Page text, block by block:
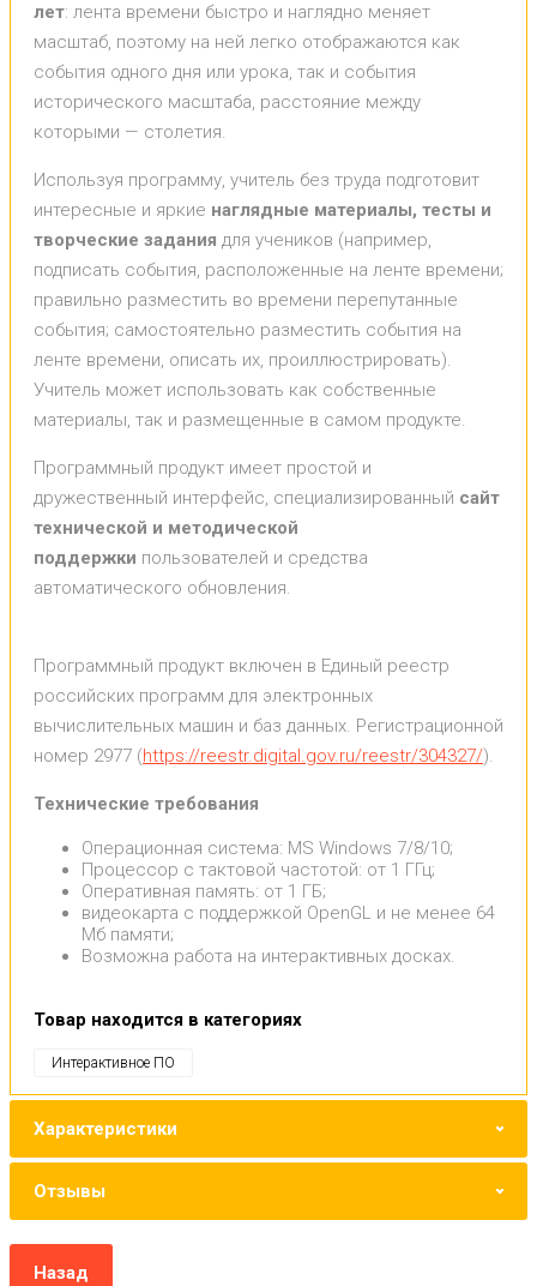
лет: лента времени быстро и наглядно меняет
масштаб, поэтому на ней легко отображаются как
события одного дня или урока, так и события
исторического масштаба, расстояние между
которыми — столетия.
Используя программу, учитель без труда подготовит
интересные и яркие наглядные материалы, тесты и
творческие задания для учеников (например,
подписать события, расположенные на ленте времени;
правильно разместить во времени перепутанные
события; самостоятельно разместить события на
ленте времени, описать их, проиллюстрировать).
Учитель может использовать как собственные
материалы, так и размещенные в самом продукте.
Программный продукт имеет простой и
дружественный интерфейс, специализированный сайт
технической и методической
поддержки пользователей и средства
автоматического обновления.
Программный продукт включен в Единый реестр
российских программ для электронных
вычислительных машин и баз данных. Регистрационной
номер 2977 (https://reestr.digital.gov.ru/reestr/304327/).
Технические требования
Операционная система: MS Windows 7/8/10;
Процессор с тактовой частотой: от 1 ГГц;
Оперативная память: от 1 ГБ;
видеокарта с поддержкой OpenGL и не менее 64
Мб памяти;
Возможна работа на интерактивных досках.
Товар находится в категориях
Интерактивное ПО
Характеристики
Отзывы
Назад